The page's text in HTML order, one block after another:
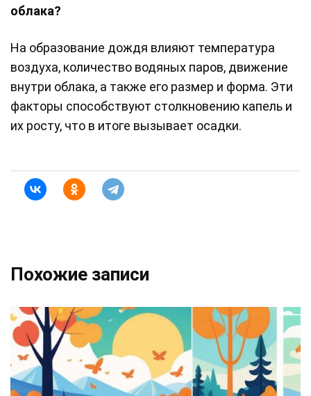
облака?
На образование дождя влияют температура
воздуха, количество водяных паров, движение
внутри облака, а также его размер и форма. Эти
факторы способствуют столкновению капель и
их росту, что в итоге вызывает осадки.
Похожие записи